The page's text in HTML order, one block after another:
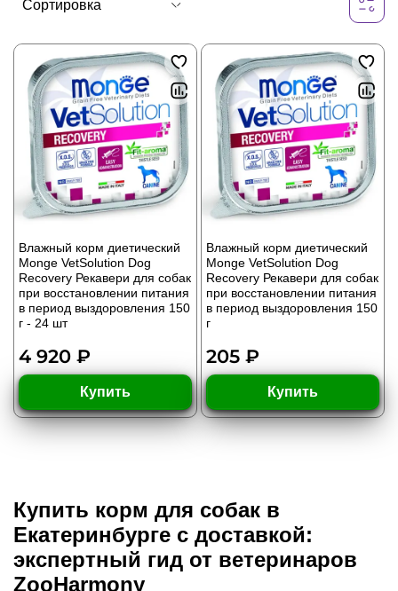
Влажный корм диетический
Monge VetSolution Dog
Recovery Рекавери для собак
при восстановлении питания
в период выздоровления 150
г - 24 шт
4 920 ₽
Купить
Влажный корм диетический
Monge VetSolution Dog
Recovery Рекавери для собак
при восстановлении питания
в период выздоровления 150
г
205 ₽
Купить
Купить корм для собак в
Екатеринбурге с доставкой:
экспертный гид от ветеринаров
ZooHarmony